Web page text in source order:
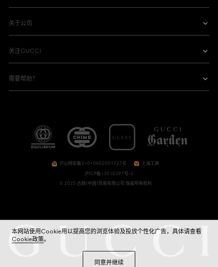
关于公司
关注GUCCI
需要帮助？
© 2025 古驰(中国)贸易有限公司 保留所有权利
沪ICP备13010397号-2
沪公网安备31010602001727号 上海工商
本网站使用Cookie用以提高您的浏览体验及投放个性化广告，具体请查看
Cookie政策。
同意并继续